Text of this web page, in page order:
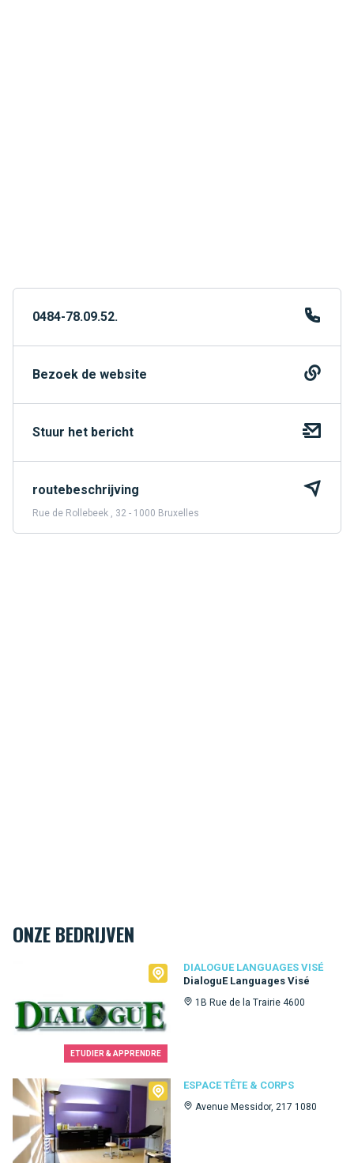
0484-78.09.52.
Bezoek de website
Stuur het bericht
routebeschrijving
Rue de Rollebeek , 32 - 1000 Bruxelles
ONZE BEDRIJVEN
ETUDIER & APPRENDRE
DIALOGUE LANGUAGES VISÉ
DialoguE Languages Visé
1B Rue de la Trairie 4600
Dialogue Languages Visé
ESPACE TÊTE & CORPS
Avenue Messidor, 217 1080
Espace Tête & Corps